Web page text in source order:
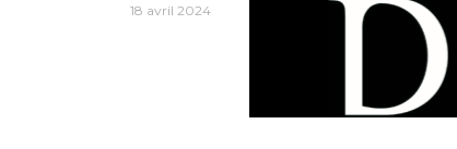
18 avril 2024